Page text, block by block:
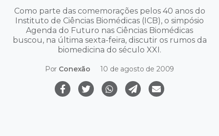
Como parte das comemorações pelos 40 anos do
Instituto de Ciências Biomédicas (ICB), o simpósio
Agenda do Futuro nas Ciências Biomédicas
buscou, na última sexta-feira, discutir os rumos da
biomedicina do século XXI.
Por Conexão 10 de agosto de 2009